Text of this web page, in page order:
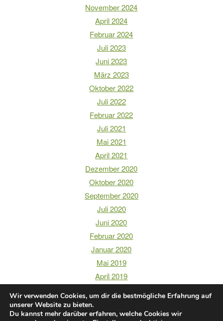
November 2024
April 2024
Februar 2024
Juli 2023
Juni 2023
März 2023
Oktober 2022
Juli 2022
Februar 2022
Juli 2021
Mai 2021
April 2021
Dezember 2020
Oktober 2020
September 2020
Juli 2020
Juni 2020
Februar 2020
Januar 2020
Mai 2019
April 2019
Wir verwenden Cookies, um dir die bestmögliche Erfahrung auf
unserer Website zu bieten.
Du kannst mehr darüber erfahren, welche Cookies wir